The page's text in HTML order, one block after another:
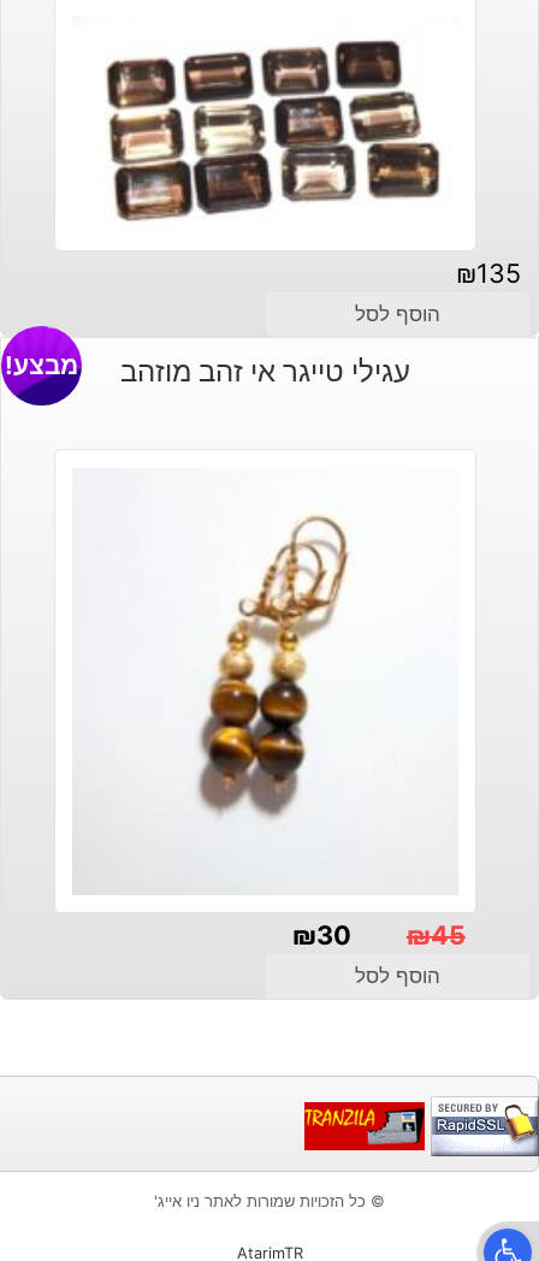
₪135
הוסף לסל
עגילי טייגר אי זהב מוזהב מבצע!
₪45
המקורי
₪45.
₪30
הנוכחי
₪30.
הוסף לסל
© כל הזכויות שמורות לאתר ניו אייג'
AtarimTR
פתח סרגל נגישות